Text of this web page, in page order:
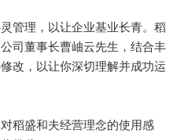
管理，以让企业基业长青。稻
司董事长曹岫云先生，结合丰
改，以让你深切理解并成功运
稻盛和夫经营理念的使用感